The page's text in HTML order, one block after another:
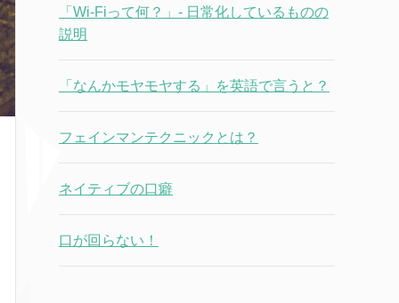
「Wi-Fiって何？」- 日常化しているものの
説明
「なんかモヤモヤする」を英語で言うと？
フェインマンテクニックとは？
ネイティブの口癖
口が回らない！